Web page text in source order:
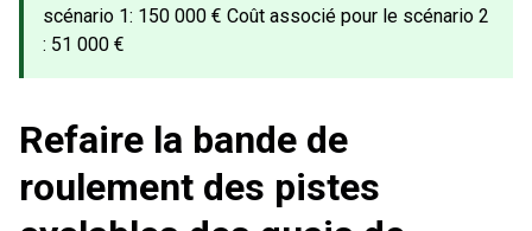
scénario 1: 150 000 € Coût associé pour le scénario 2
: 51 000 €
Refaire la bande de
roulement des pistes